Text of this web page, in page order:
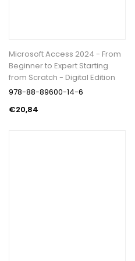
Microsoft Access 2024 - From
Beginner to Expert Starting
from Scratch - Digital Edition
978-88-89600-14-6
€20,84